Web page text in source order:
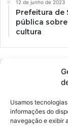
Usamos
informações do
navegação e exibir
12 de junho de 2023
Prefeitura de
pública
cultura